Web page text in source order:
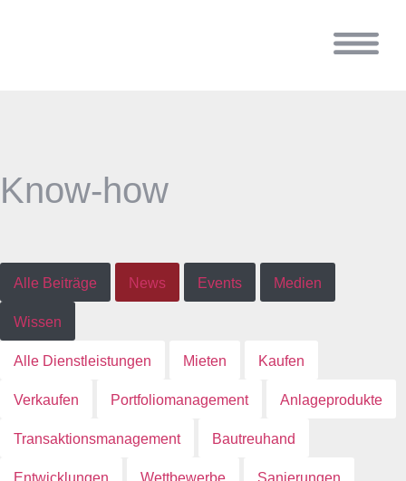
Know-how
Alle Beiträge News Events Medien
Wissen
Alle Dienstleistungen Mieten Kaufen
Verkaufen Portfoliomanagement Anlageprodukte
Transaktionsmanagement Bautreuhand
Entwicklungen Wettbewerbe Sanierungen